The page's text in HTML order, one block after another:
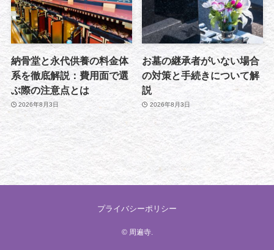
納骨堂と永代供養の料金体
系を徹底解説：費用面で選
ぶ際の注意点とは
2026年8月3日
お墓の継承者がいない場合
の対策と手続きについて解
説
2026年8月3日
プライバシーポリシー
©周遍寺.